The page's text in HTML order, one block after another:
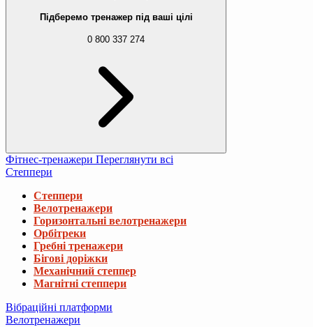
Підберемо тренажер під ваші цілі
0 800 337 274
Фітнес-тренажери Переглянути всі
Степпери
Степпери
Велотренажери
Горизонтальні велотренажери
Орбітреки
Гребні тренажери
Бігові доріжки
Механічний степпер
Магнітні степпери
Вібраційні платформи
Велотренажери